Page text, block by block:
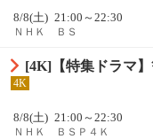
8/8(土) 21:00～22:30
ＮＨＫ ＢＳ
[4K]【特集ドラマ
4K
8/8(土) 21:00～22:30
ＮＨＫ ＢＳＰ４Ｋ